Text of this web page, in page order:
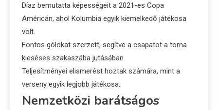
Díaz bemutatta képességeit a 2021-es Copa
Américán, ahol Kolumbia egyik kiemelkedő játékosa
volt.
Fontos gólokat szerzett, segítve a csapatot a torna
kieséses szakaszába jutásában.
Teljesítményei elismerést hoztak számára, mint a
verseny egyik legjobb játékosa.
Nemzetközi barátságos